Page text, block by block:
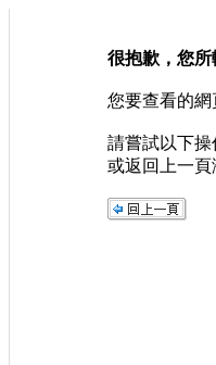
很抱歉，您所
您要查看的
請嘗試以下
或返回上一頁